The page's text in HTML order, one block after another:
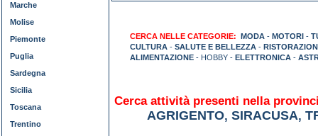
CERCA NELLE CATEGORIE: MODA - MOTORI -
CULTURA - SALUTE E BELLEZZA -
ALIMENTAZIONE - HOBBY - ELETTRONICA -
Cerca attività presenti nella
AGRIGENTO, SIRACUSA,
Marche
Molise
Piemonte
Puglia
Sardegna
Sicilia
Toscana
Trentino